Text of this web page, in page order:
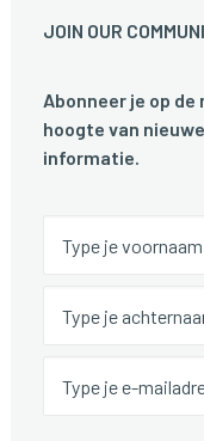
JOIN OUR
Abonneer je op
hoogte van
informatie.